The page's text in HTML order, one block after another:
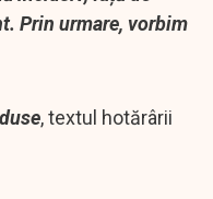
Prin urmare, vorbim
, textul hotărârii